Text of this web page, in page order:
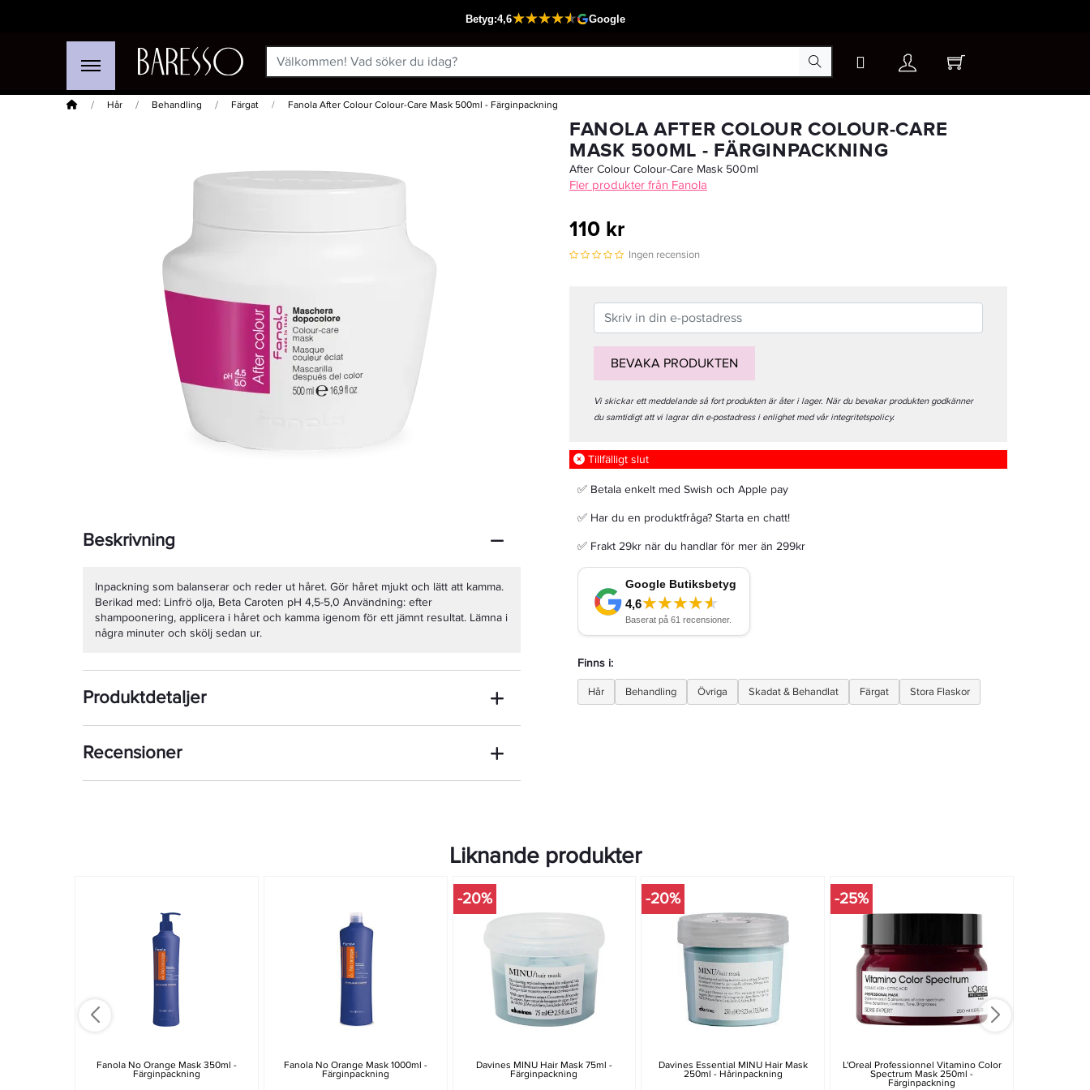
Hem Hår Behandling Färgat Fanola After Colour Colour-Care Mask 500ml - Färginpackning
Passar din varukorg
Maria Nila Head & Heal Shampoo 1000ml - Schampo
Beskrivning
Inpackning som balanserar och reder ut håret. Gör håret mjukt och lätt att kamma.
Berikad med: Linfrö olja, Beta Caroten pH 4,5-5,0 Användning: efter
shampoonering, applicera i håret och kamma igenom för ett jämnt resultat. Lämna i
några minuter och skölj sedan ur.
Produktdetaljer
Recensioner
FANOLA AFTER COLOUR COLOUR-CARE
MASK 500ML - FÄRGINPACKNING
After Colour Colour-Care Mask 500ml
Fler produkter från Fanola
110 kr
Ingen recension
BEVAKA PRODUKTEN
Vi skickar ett meddelande så fort produkten är åter i lager. När du bevakar produkten godkänner
du samtidigt att vi lagrar din e-postadress i enlighet med vår integritetspolicy.
Tillfälligt slut
✅ Betala enkelt med Swish och Apple pay
✅ Har du en produktfråga? Starta en chatt!
✅ Frakt 29kr när du handlar för mer än 299kr
Finns i:
Hår Behandling Övriga Skadat & Behandlat Färgat Stora Flaskor
Liknande produkter
Fanola No Orange Mask 350ml -
Färginpackning
Fanola No Orange Mask 1000ml -
Färginpackning
-20%
Davines MINU Hair Mask 75ml -
Färginpackning
-20%
Davines Essential MINU Hair Mask
250ml - Hårinpackning
-25%
L'Oreal Professionnel Vitamino Color
Spectrum Mask 250ml -
Färginpackning